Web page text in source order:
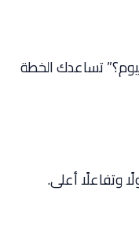
تساعدك الخطة
وتفاعلًا أعلى.